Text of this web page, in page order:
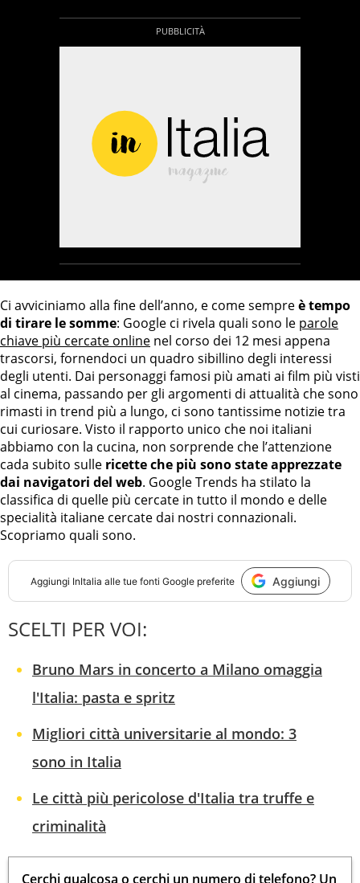
Ci avviciniamo alla fine dell’anno, e come sempreè tempo
di tirare le somme: Google ci rivela quali sono le parole
chiave più cercate online nel corso dei 12 mesi appena
trascorsi, fornendoci un quadro sibillino degli interessi
degli utenti. Dai personaggi famosi più amati ai film più visti
al cinema, passando per gli argomenti di attualità che sono
rimasti in trend più a lungo, ci sono tantissime notizie tra
cui curiosare. Visto il rapporto unico che noi italiani
abbiamo con la cucina, non sorprende che l’attenzione
cada subito sulle ricette che più sono state apprezzate
dai navigatori del web. Google Trends ha stilato la
classifica di quelle più cercate in tutto il mondo e delle
specialità italiane cercate dai nostri connazionali.
Scopriamo quali sono.
Aggiungi InItalia alle tue fonti Google preferite Aggiungi
SCELTI PER VOI:
Bruno Mars in concerto a Milano omaggia
l'Italia: pasta e spritz
Migliori città universitarie al mondo: 3
sono in Italia
Le città più pericolose d'Italia tra truffe e
criminalità
Cerchi qualcosa o cerchi un numero di telefono? Un